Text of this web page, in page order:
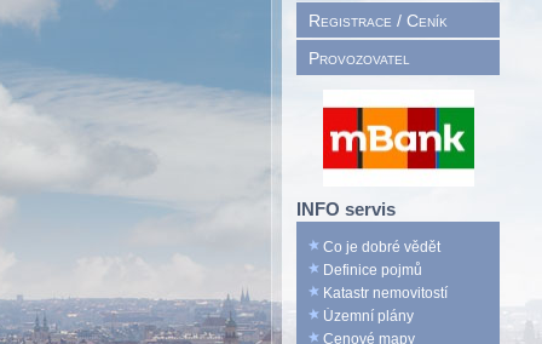
Registrace / Ceník
Provozovatel
INFO servis
Co je dobré vědět
Definice pojmů
Katastr nemovitostí
Územní plány
Cenové mapy